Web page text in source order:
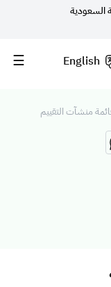
السعودية
English
منشآت التقييم